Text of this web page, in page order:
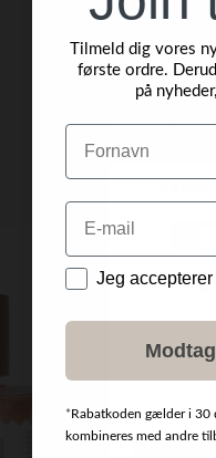
Tilmeld dig vores
første ordre.
på
Navn
Email
DataJeg
*Rabatkoden gælder i 30
kombineres med andre